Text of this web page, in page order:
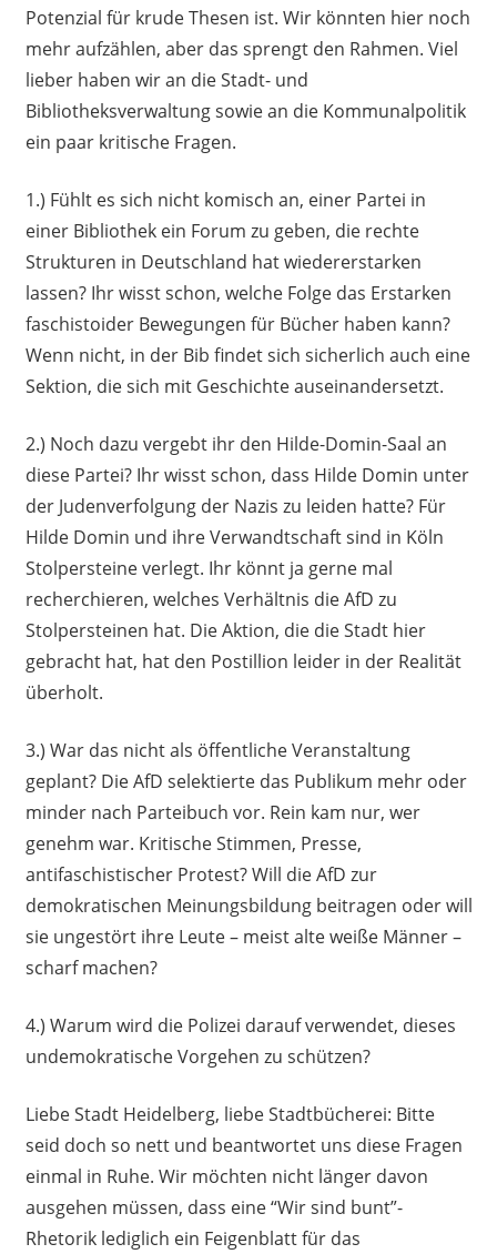
Potenzial für krude Thesen ist. Wir könnten hier noch
mehr aufzählen, aber das sprengt den Rahmen. Viel
lieber haben wir an die Stadt- und
Bibliotheksverwaltung sowie an die Kommunalpolitik
ein paar kritische Fragen.
1.) Fühlt es sich nicht komisch an, einer Partei in
einer Bibliothek ein Forum zu geben, die rechte
Strukturen in Deutschland hat wiedererstarken
lassen? Ihr wisst schon, welche Folge das Erstarken
faschistoider Bewegungen für Bücher haben kann?
Wenn nicht, in der Bib findet sich sicherlich auch eine
Sektion, die sich mit Geschichte auseinandersetzt.
2.) Noch dazu vergebt ihr den Hilde-Domin-Saal an
diese Partei? Ihr wisst schon, dass Hilde Domin unter
der Judenverfolgung der Nazis zu leiden hatte? Für
Hilde Domin und ihre Verwandtschaft sind in Köln
Stolpersteine verlegt. Ihr könnt ja gerne mal
recherchieren, welches Verhältnis die AfD zu
Stolpersteinen hat. Die Aktion, die die Stadt hier
gebracht hat, hat den Postillion leider in der Realität
überholt.
3.) War das nicht als öffentliche Veranstaltung
geplant? Die AfD selektierte das Publikum mehr oder
minder nach Parteibuch vor. Rein kam nur, wer
genehm war. Kritische Stimmen, Presse,
antifaschistischer Protest? Will die AfD zur
demokratischen Meinungsbildung beitragen oder will
sie ungestört ihre Leute – meist alte weiße Männer –
scharf machen?
4.) Warum wird die Polizei darauf verwendet, dieses
undemokratische Vorgehen zu schützen?
Liebe Stadt Heidelberg, liebe Stadtbücherei: Bitte
seid doch so nett und beantwortet uns diese Fragen
einmal in Ruhe. Wir möchten nicht länger davon
ausgehen müssen, dass eine “Wir sind bunt”-
Rhetorik lediglich ein Feigenblatt für das